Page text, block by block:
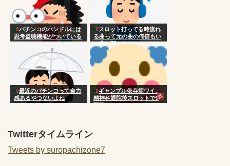
パチンコのハンドルには
思考盗聴機能がついている
らしい
スロット打ってる時流れ
る曲って元の曲の何倍もい
い曲に聞こえるよね
最近のパチンコって自力
感あるやつないよね
ギャンブル依存症ワイ、
精神科通院後スロットで5
万勝ち
Twitterタイムライン
Tweets by suropachizone7